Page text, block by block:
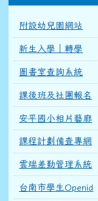
附設幼兒園網站
新生入學｜轉學
圖書室查詢系統
課後班及社團報名
安平國小相片藝廊
課程計劃備查專網
雲端差勤管理系統
台南市學生Openid